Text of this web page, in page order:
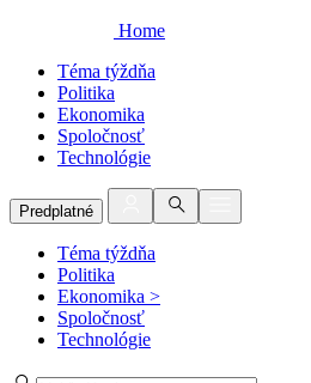
Home
Téma týždňa
Politika
Ekonomika
Spoločnosť
Technológie
Predplatné
Téma týždňa
Politika
Ekonomika >
Spoločnosť
Technológie